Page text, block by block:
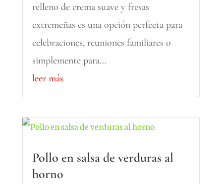
relleno de crema suave y fresas
extremeñas es una opción perfecta para
celebraciones, reuniones familiares o
simplemente para...
leer más
Pollo en salsa de verduras al
horno